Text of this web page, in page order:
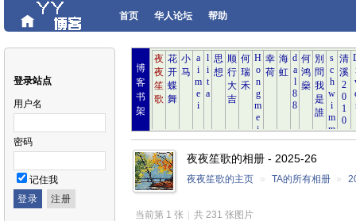
首页 华人论坛 帮助
登录站点
用户名
密码
记住我
博
客
书
架
夜夜笙歌的相册 - 2025-26
夜夜笙歌的主页 » TA的所有相册 »
当前第 1 张 共 231 张图片